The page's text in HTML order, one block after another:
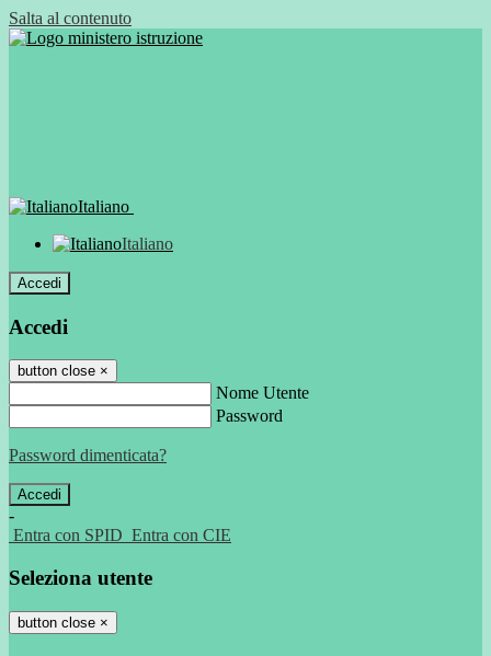
Salta al contenuto
Italiano
Italiano
Accedi
Accedi
button close ×
Nome Utente
Password
Password dimenticata?
-
Entra con SPID Entra con CIE
Seleziona utente
button close ×